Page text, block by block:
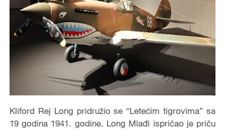
Kliford Rej Long pridružio se “Letećim tigrovima” sa
19 godina 1941. godine. Long Mlađi ispričao je priču